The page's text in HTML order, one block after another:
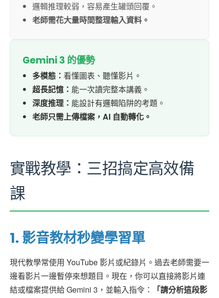
邏輯推理較弱，容易產生罐頭回覆。
老師需花大量時間整理輸入資料。
Gemini 3 的優勢
多模態： 看懂圖表、聽懂影片。
超長記憶： 能一次讀完整本講義。
深度推理： 能設計有邏輯陷阱的考題。
老師只需上傳檔案，AI 自動轉化。
實戰教學：三招搞定高效備
課
1. 影音教材秒變學習單
現代教學常使用 YouTube 影片或紀錄片。過去老師需要一
邊看影片一邊暫停來想題目。現在，你可以直接將影片連
結或檔案提供給 Gemini 3，並輸入指令：
「請分析這段影